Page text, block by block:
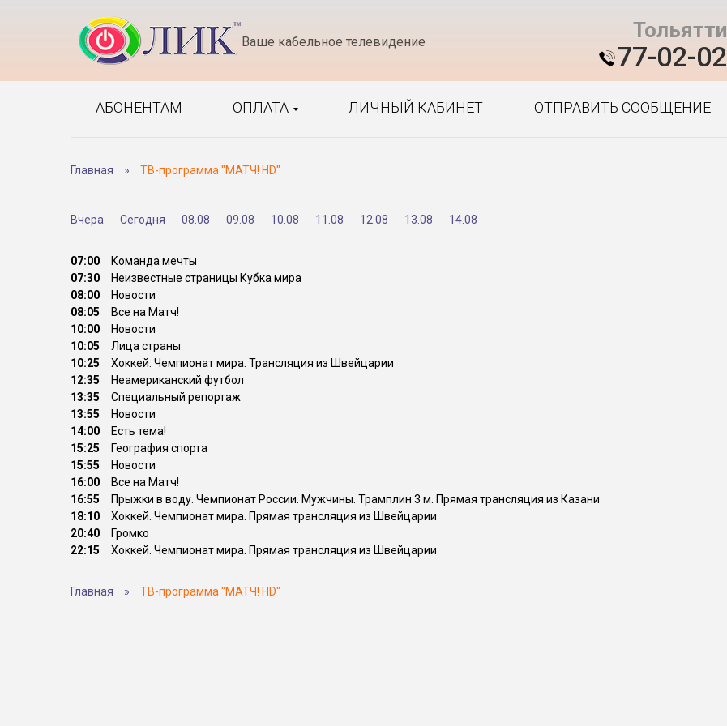
Ваше кабельное телевидение Тольятти
77-02-02
АБОНЕНТАМ ОПЛАТА ЛИЧНЫЙ КАБИНЕТ ОТПРАВИТЬ СООБЩЕНИЕ
Главная » ТВ-программа "МАТЧ! HD"
Вчера Сегодня 08.08 09.08 10.08 11.08 12.08 13.08 14.08
07:00
Команда мечты
07:30
Неизвестные страницы Кубка мира
08:00
Новости
08:05
Все на Матч!
10:00
Новости
10:05
Лица страны
10:25
Хоккей. Чемпионат мира. Трансляция из Швейцарии
12:35
Неамериканский футбол
13:35
Специальный репортаж
13:55
Новости
14:00
Есть тема!
15:25
География спорта
15:55
Новости
16:00
Все на Матч!
16:55
Прыжки в воду. Чемпионат России. Мужчины. Трамплин 3 м. Прямая трансляция из Казани
18:10
Хоккей. Чемпионат мира. Прямая трансляция из Швейцарии
20:40
Громко
22:15
Хоккей. Чемпионат мира. Прямая трансляция из Швейцарии
Главная » ТВ-программа "МАТЧ! HD"